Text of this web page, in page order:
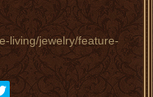
living/jewelry/feature-